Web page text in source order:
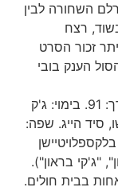
השחורה לבין
רצח
זכור הסרט
הענק בובי
קופי | Coffy- ארה"ב / 1973 / אורך: 91. בימוי: ג'ק
הייג. שפה:
בראון").
בבית חולים.